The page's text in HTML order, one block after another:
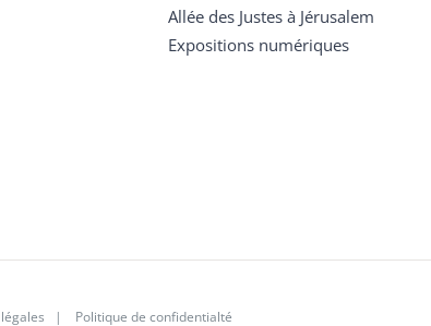
Allée des Justes à Jérusalem
Expositions numériques
| Politique de confidentialté